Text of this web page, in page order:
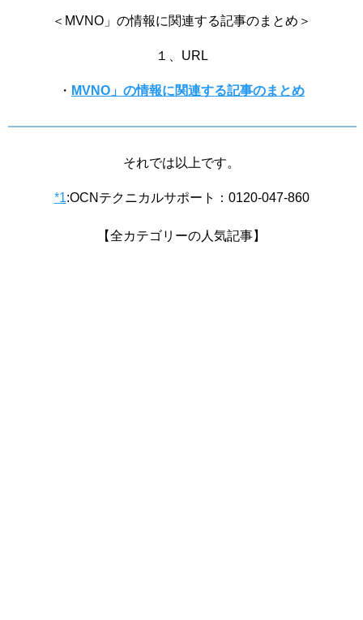
＜MVNO」の情報に関連する記事のまとめ＞
１、URL
・ MVNO」の情報に関連する記事のまとめ
それでは以上です。
*1:OCNテクニカルサポート：0120-047-860
【全カテゴリーの人気記事】